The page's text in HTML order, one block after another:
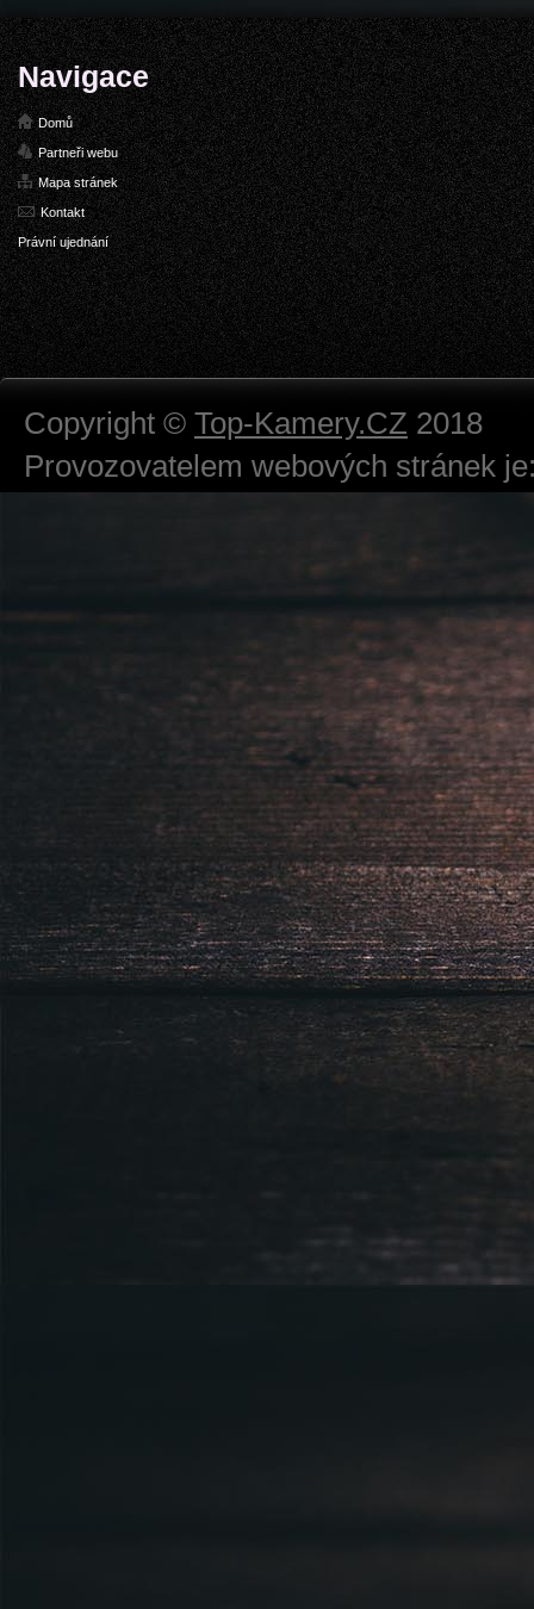
Navigace
Domů
Partneři webu
Mapa stránek
Kontakt
Právní ujednání
Copyright © Top-Kamery.CZ 2018
Provozovatelem webových stránek
Městský soud v Praze spisová
Sídlem: Zbraslavská 55/5a, Praha 5